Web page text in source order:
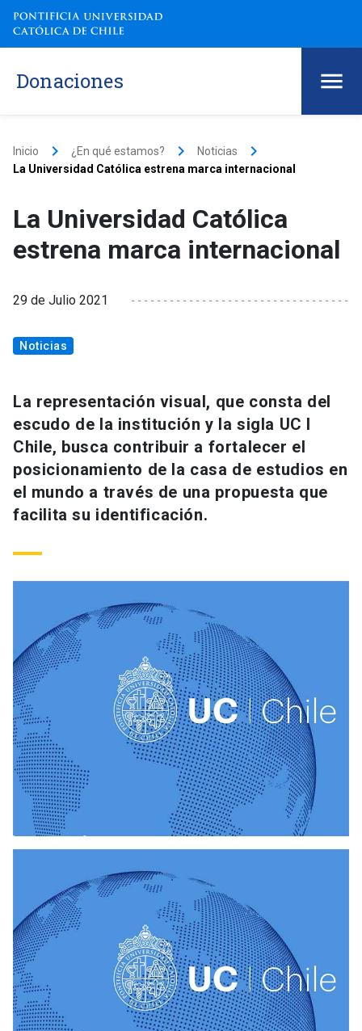
Donaciones
Inicio keyboard_arrow_right ¿En qué estamos? keyboard_arrow_right Noticias keyboard_arrow_right
La Universidad Católica estrena marca internacional
La Universidad Católica
estrena marca internacional
29 de Julio 2021
Noticias
La representación visual, que consta del
escudo de la institución y la sigla UC I
Chile, busca contribuir a fortalecer el
posicionamiento de la casa de estudios en
el mundo a través de una propuesta que
facilita su identificación.